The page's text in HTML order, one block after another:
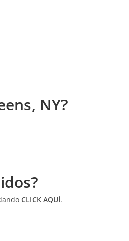
NY?
CLICK AQUÍ.